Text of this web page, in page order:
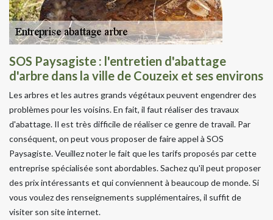
SOS Paysagiste : l'entretien d'abattage
d'arbre dans la ville de Couzeix et ses environs
Les arbres et les autres grands végétaux peuvent engendrer des
problèmes pour les voisins. En fait, il faut réaliser des travaux
d'abattage. Il est très difficile de réaliser ce genre de travail. Par
conséquent, on peut vous proposer de faire appel à SOS
Paysagiste. Veuillez noter le fait que les tarifs proposés par cette
entreprise spécialisée sont abordables. Sachez qu'il peut proposer
des prix intéressants et qui conviennent à beaucoup de monde. Si
vous voulez des renseignements supplémentaires, il suffit de
visiter son site internet.